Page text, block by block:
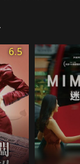
人只有與她有秘
6.5